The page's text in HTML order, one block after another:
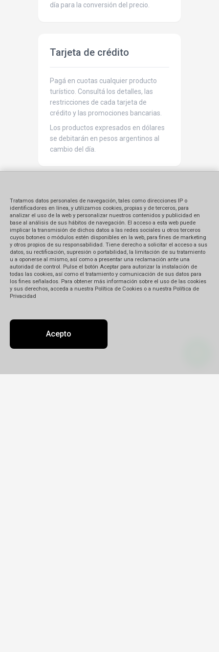
día para la conversión del precio.
Tarjeta de crédito
Pagá en cuotas cualquier producto
turístico. Consultá los detalles, las
restricciones de cada tarjeta de
crédito y las promociones bancarias.
Los productos expresados en dólares
se debitarán en pesos argentinos al
cambio del día.
Transferencia o depósito
bancario
Podés hacerlos personalmente en el
banco, por cajero automático o desde
tu computadora.
El tiempo de acreditación varía entre
48 y 72 h de acuerdo al tipo de
de acreditación puede ser de hasta
es más rápida entre cuentas del
Tratamos datos personales de navegación, tales como direcciones IP o
identificadores en línea, y utilizamos cookies, propias y de terceros, para
analizar el uso de la web y personalizar nuestros contenidos y publicidad en
base al análisis de sus hábitos de navegación. El acceso a esta web puede
implicar la transmisión de dichos datos a las redes sociales u otros terceros
cuyos botones o módulos estén disponibles en la web, para fines de marketing
y otros propios de su responsabilidad. Tiene derecho a solicitar el acceso a sus
datos, su rectificación, supresión o portabilidad, la limitación de su tratamiento
u a oponerse al mismo, así como a presentar una reclamación ante una
autoridad de control. Pulse el botón Aceptar para autorizar la instalación de
todas las cookies, así como el tratamiento y comunicación de sus datos para
los fines señalados. Para obtener más información sobre el uso de las cookies
y sus derechos, acceda a nuestra Política de Cookies o a nuestra Política de
Privacidad
Acepto